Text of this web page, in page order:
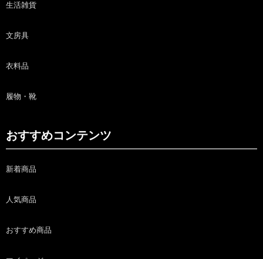
生活雑貨
文房具
衣料品
履物・靴
おすすめコンテンツ
新着商品
人気商品
おすすめ商品